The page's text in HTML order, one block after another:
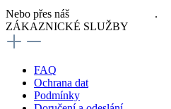
Nebo přes náš
.
ZÁKAZNICKÉ SLUŽBY
FAQ
Ochrana dat
Podmínky